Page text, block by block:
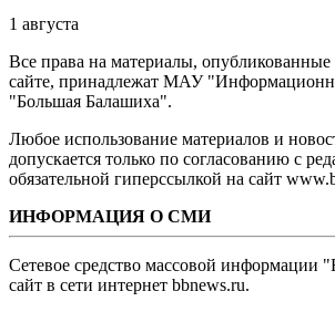
1 августа
Все права на материалы,
сайте, принадлежат МАУ
"Большая Балашиха".
Любое использование материалов и
допускается только по согласованию с
обязательной гиперссылкой на сайт
ИНФОРМАЦИЯ О СМИ
Сетевое средство массовой информации
сайт в сети интернет bbnews.ru.